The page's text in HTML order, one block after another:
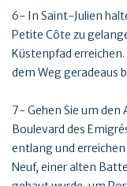
6- In Saint-Julien
Petite Côte zu
Küstenpfad erreichen.
dem Weg geradeaus
7- Gehen Sie um den
Boulevard des
entlang und
Neuf, einer alten